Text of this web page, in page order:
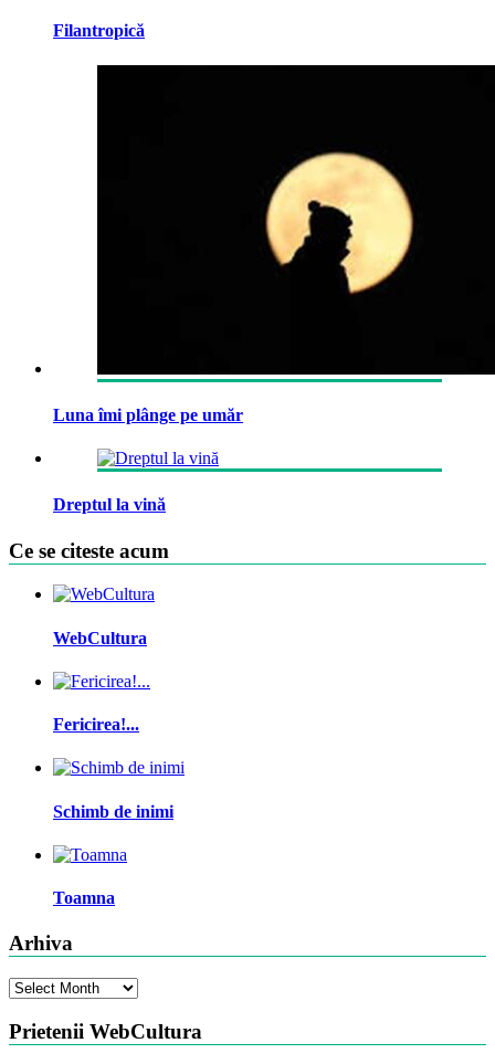
Filantropică
Luna îmi plânge pe umăr
Dreptul la vină
Ce se citeste acum
WebCultura
Fericirea!...
Schimb de inimi
Toamna
Arhiva
Arhiva
Prietenii WebCultura